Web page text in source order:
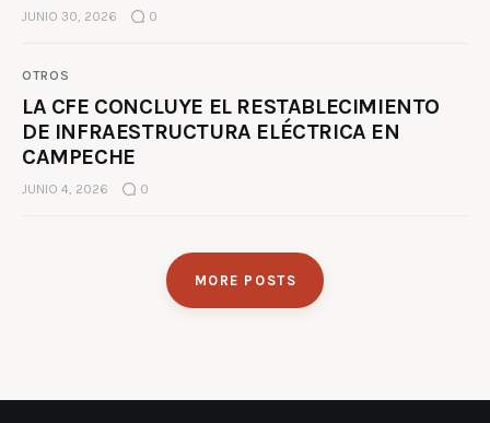
JUNIO 30, 2026 0
OTROS
LA CFE CONCLUYE EL RESTABLECIMIENTO
DE INFRAESTRUCTURA ELÉCTRICA EN
CAMPECHE
JUNIO 4, 2026 0
MORE POSTS